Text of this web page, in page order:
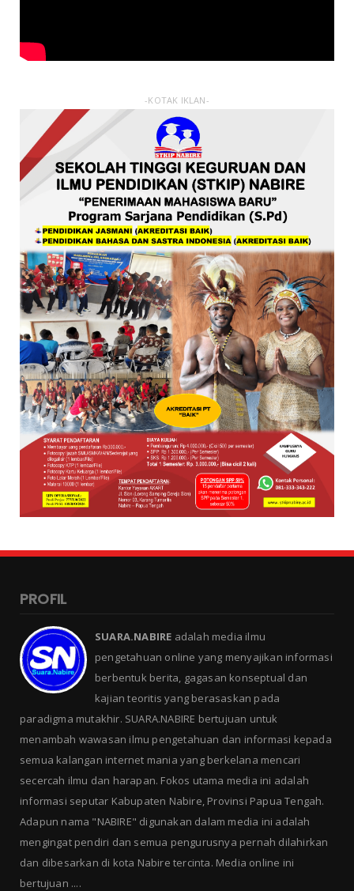
-KOTAK IKLAN-
PROFIL
SUARA.NABIRE adalah media ilmu
pengetahuan online yang menyajikan informasi
berbentuk berita, gagasan konseptual dan
kajian teoritis yang berasaskan pada
paradigma mutakhir. SUARA.NABIRE bertujuan untuk
menambah wawasan ilmu pengetahuan dan informasi kepada
semua kalangan internet mania yang berkelana mencari
secercah ilmu dan harapan. Fokos utama media ini adalah
informasi seputar Kabupaten Nabire, Provinsi Papua Tengah.
Adapun nama "NABIRE" digunakan dalam media ini adalah
mengingat pendiri dan semua pengurusnya pernah dilahirkan
dan dibesarkan di kota Nabire tercinta. Media online ini
bertujuan ....